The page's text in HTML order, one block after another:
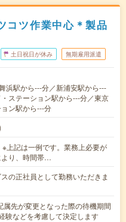
コツ作業中心＊製品
土日祝日が休み 無期雇用派遣
浜駅から---分／新浦安駅から---
ステーション駅から---分／東京
ン駅から---分
上記は一例です。業務上必要が
より、時間帯…
の正社員として勤務いただきま
先が変更となった際の待機期間
などを考慮して決定します